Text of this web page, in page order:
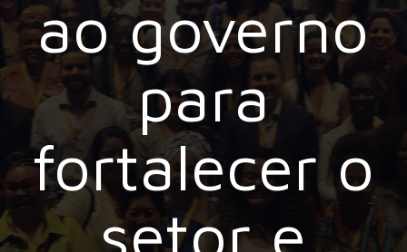
ao governo
para
fortalecer o
setor e